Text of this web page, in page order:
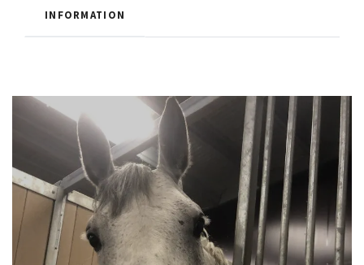
INFORMATION